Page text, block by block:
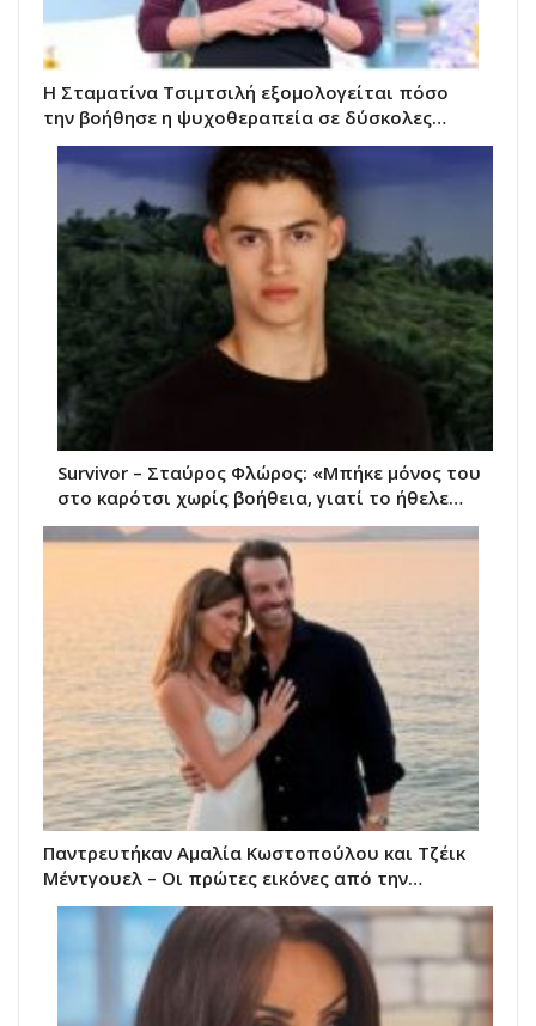
Η Σταματίνα Τσιμτσιλή εξομολογείται πόσο
την βοήθησε η ψυχοθεραπεία σε δύσκολες…
Survivor – Σταύρος Φλώρος: «Μπήκε μόνος του
στο καρότσι χωρίς βοήθεια, γιατί το ήθελε…
Παντρευτήκαν Αμαλία Κωστοπούλου και Τζέικ
Μέντγουελ – Οι πρώτες εικόνες από την…